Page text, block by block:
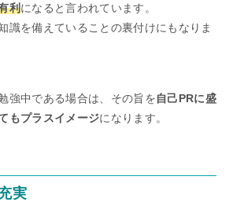
利になると言われています。
識を備えていることの裏付けにもなりま
強中である場合は、その旨を自己PRに盛
もプラスイメージになります。
実